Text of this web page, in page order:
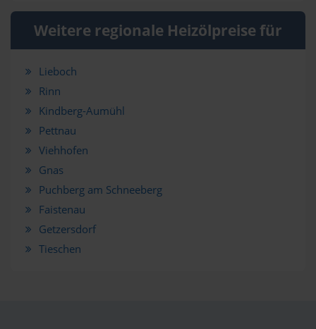
Weitere regionale Heizölpreise für
Lieboch
Rinn
Kindberg-Aumühl
Pettnau
Viehhofen
Gnas
Puchberg am Schneeberg
Faistenau
Getzersdorf
Tieschen